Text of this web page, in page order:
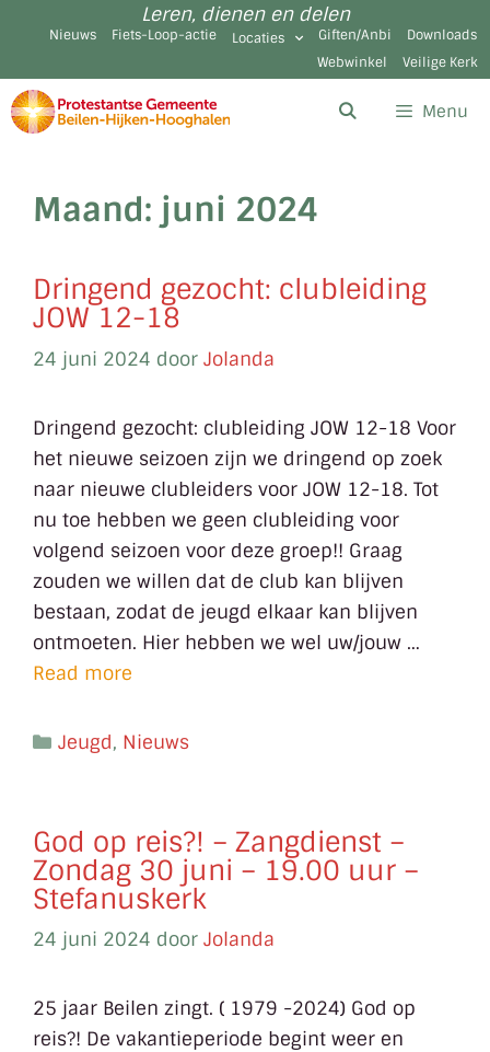
Leren, dienen en delen
Nieuws Fiets-Loop-actie Locaties Giften/Anbi
Downloads
Webwinkel
Veilige Kerk
Menu
Maand: juni 2024
Dringend gezocht: clubleiding
JOW 12-18
24 juni 2024 door Jolanda
Dringend gezocht: clubleiding JOW 12-18 Voor
het nieuwe seizoen zijn we dringend op zoek
naar nieuwe clubleiders voor JOW 12-18. Tot
nu toe hebben we geen clubleiding voor
volgend seizoen voor deze groep!! Graag
zouden we willen dat de club kan blijven
bestaan, zodat de jeugd elkaar kan blijven
ontmoeten. Hier hebben we wel uw/jouw …
Read more
Jeugd, Nieuws
God op reis?! – Zangdienst –
Zondag 30 juni – 19.00 uur –
Stefanuskerk
24 juni 2024 door Jolanda
25 jaar Beilen zingt. ( 1979 -2024) God op
reis?! De vakantieperiode begint weer en